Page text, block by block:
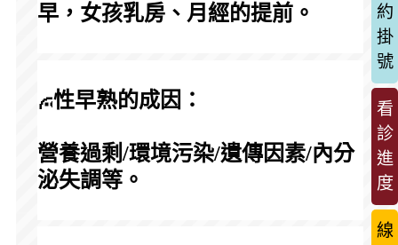
約
掛
號
看
診
進
度
線
早，女孩乳房、月經的提前。
性早熟的成因：
營養過剩/環境污染/遺傳因素/內分
泌失調等。